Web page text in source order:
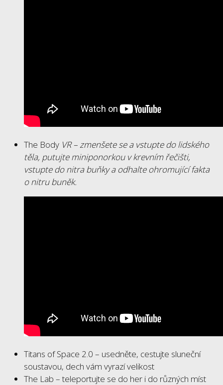
The Body VR – zmenšete se a vstupte do lidského
těla, putujte miniponorkou v krevním řečišti,
vstupte do nitra buňky a odhalte ohromující fakta
o nitru buněk.
Titans of Space 2.0 – usedněte, cestujte sluneční
soustavou, dech vám vyrazí velikost
The Lab – teleportujte se do her i do různých míst